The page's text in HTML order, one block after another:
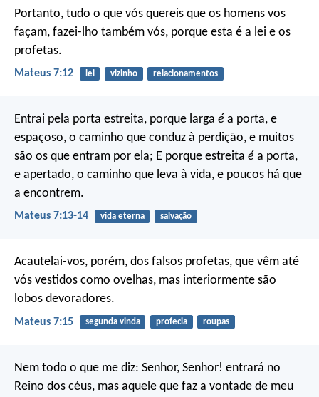
Portanto, tudo o que vós quereis que os homens vos
façam, fazei-lho também vós, porque esta é a lei e os
profetas.
Mateus 7:12 lei vizinho relacionamentos
Entrai pela porta estreita, porque larga é a porta, e
espaçoso, o caminho que conduz à perdição, e muitos
são os que entram por ela; E porque estreita é a porta,
e apertado, o caminho que leva à vida, e poucos há que
a encontrem.
Mateus 7:13-14 vida eterna salvação
Acautelai-vos, porém, dos falsos profetas, que vêm até
vós vestidos como ovelhas, mas interiormente são
lobos devoradores.
Mateus 7:15 segunda vinda profecia roupas
Nem todo o que me diz: Senhor, Senhor! entrará no
Reino dos céus, mas aquele que faz a vontade de meu